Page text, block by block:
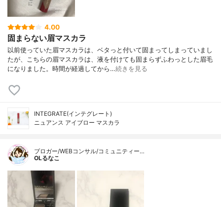
4.00
固まらない眉マスカラ
以前使っていた眉マスカラは、ベタっと付いて固まってしまっていまし
たが、こちらの眉マスカラは、液を付けても固まらずふわっとした眉毛
になりました。時間が経過してから…続きを見る
INTEGRATE(インテグレート)
ニュアンス アイブロー マスカラ
ブロガー/WEBコンサル/コミュニティー…
OLるなこ